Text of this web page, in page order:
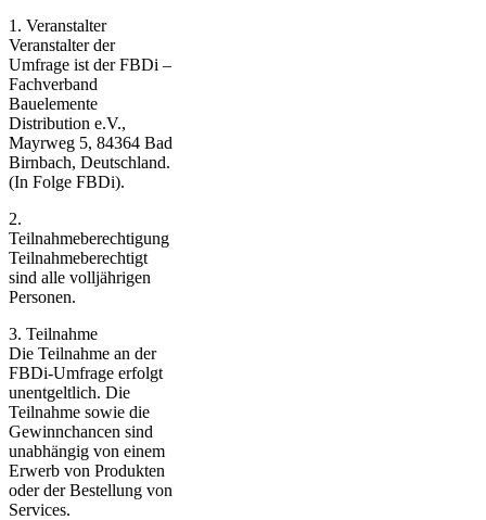
1. Veranstalter
Veranstalter der
Umfrage ist der FBDi –
Fachverband
Bauelemente
Distribution e.V.,
Mayrweg 5, 84364 Bad
Birnbach, Deutschland.
(In Folge FBDi).
2.
Teilnahmeberechtigung
Teilnahmeberechtigt
sind alle volljährigen
Personen.
3. Teilnahme
Die Teilnahme an der
FBDi-Umfrage erfolgt
unentgeltlich. Die
Teilnahme sowie die
Gewinnchancen sind
unabhängig von einem
Erwerb von Produkten
oder der Bestellung von
Services.